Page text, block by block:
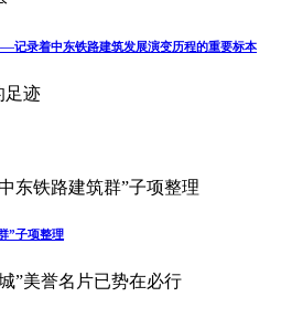
记录着中东铁路建筑发展演变历程的重要标本
”子项整理